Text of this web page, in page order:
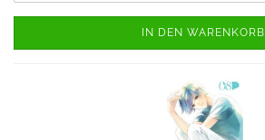
IN DEN WARENKORB